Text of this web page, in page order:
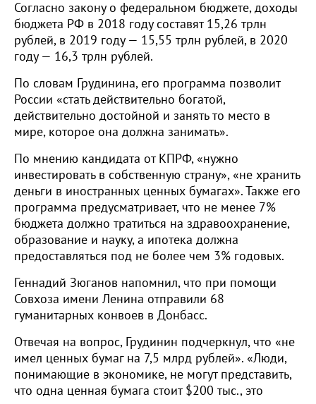
Согласно закону о федеральном бюджете, доходы
бюджета РФ в 2018 году составят 15,26 трлн
рублей, в 2019 году — 15,55 трлн рублей, в 2020
году — 16,3 трлн рублей.
По словам Грудинина, его программа позволит
России «стать действительно богатой,
действительно достойной и занять то место в
мире, которое она должна занимать».
По мнению кандидата от КПРФ, «нужно
инвестировать в собственную страну», «не хранить
деньги в иностранных ценных бумагах». Также его
программа предусматривает, что не менее 7%
бюджета должно тратиться на здравоохранение,
образование и науку, а ипотека должна
предоставляться под не более чем 3% годовых.
Геннадий Зюганов напомнил, что при помощи
Совхоза имени Ленина отправили 68
гуманитарных конвоев в Донбасс.
Отвечая на вопрос, Грудинин подчеркнул, что «не
имел ценных бумаг на 7,5 млрд рублей». «Люди,
понимающие в экономике, не могут представить,
что одна ценная бумага стоит $200 тыс., это